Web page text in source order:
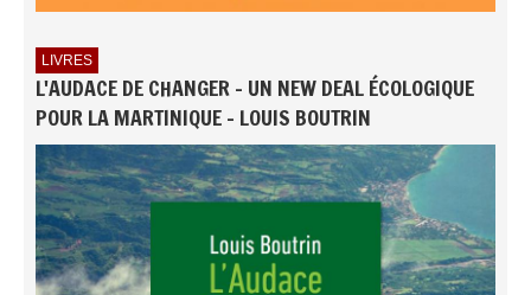
LIVRES
L'AUDACE DE CHANGER - UN NEW DEAL ÉCOLOGIQUE
POUR LA MARTINIQUE - LOUIS BOUTRIN